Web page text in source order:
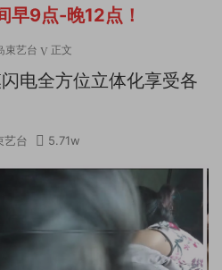
早9点-晚12点！
束艺台 正文
电全方位立体化享受各
艺台 5.71w